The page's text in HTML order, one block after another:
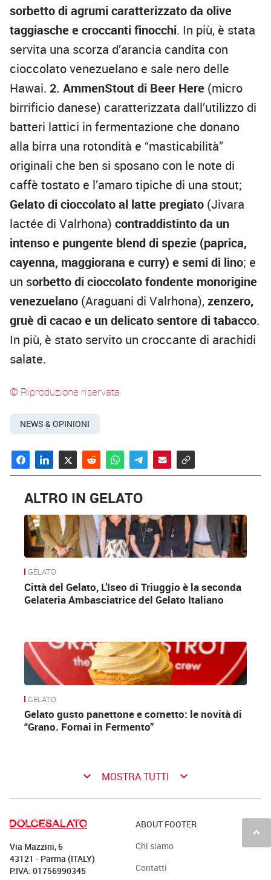
sorbetto di agrumi caratterizzato da olive
taggiasche e croccanti finocchi. In più, è stata
servita una scorza d’arancia candita con
cioccolato venezuelano e sale nero delle
Hawai. 2. AmmenStout di Beer Here (micro
birrificio danese) caratterizzata dall’utilizzo di
batteri lattici in fermentazione che donano
alla birra una rotondità e “masticabilità”
originali che ben si sposano con le note di
caffè tostato e l’amaro tipiche di una stout;
Gelato di cioccolato al latte pregiato (Jivara
lactée di Valrhona) contraddistinto da un
intenso e pungente blend di spezie (paprica,
cayenna, maggiorana e curry) e semi di lino; e
un sorbetto di cioccolato fondente monorigine
venezuelano (Araguani di Valrhona), zenzero,
gruè di cacao e un delicato sentore di tabacco.
In più, è stato servito un croccante di arachidi
salate.
© Riproduzione riservata
NEWS & OPINIONI
ALTRO IN GELATO
GELATO
Città del Gelato, L’Iseo di Triuggio è la seconda
Gelateria Ambasciatrice del Gelato Italiano
GELATO
Gelato gusto panettone e cornetto: le novità di
“Grano. Fornai in Fermento”
keyboard_arrow_down MOSTRA TUTTI keyboard_arrow_down
keyboard_arrow_up
Via Mazzini, 6
43121 - Parma (ITALY)
P.IVA: 01756990345
ABOUT FOOTER
Chi siamo
Contatti